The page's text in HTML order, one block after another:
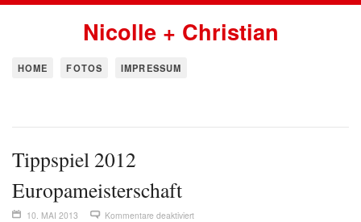
Nicolle + Christian
HOME FOTOS IMPRESSUM
Tippspiel 2012
Europameisterschaft
10. MAI 2013 Kommentare deaktiviert